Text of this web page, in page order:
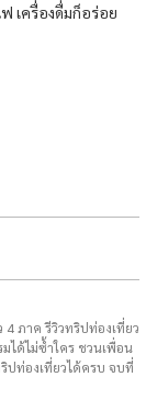
เครื่องดื่มก็อร่อย
4 ภาค รีวิวทริปท่องเที่ยว
ได้ไม่ซ้ำใคร ชวนเพื่อน
ปท่องเที่ยวได้ครบ จบที่